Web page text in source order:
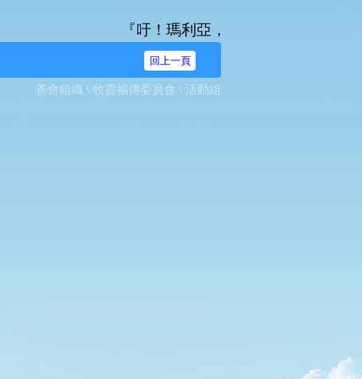
『吁！瑪利亞，無染原罪之始胎，
回上一頁
善會組織 \ 牧靈福傳委員會 \ 活動組